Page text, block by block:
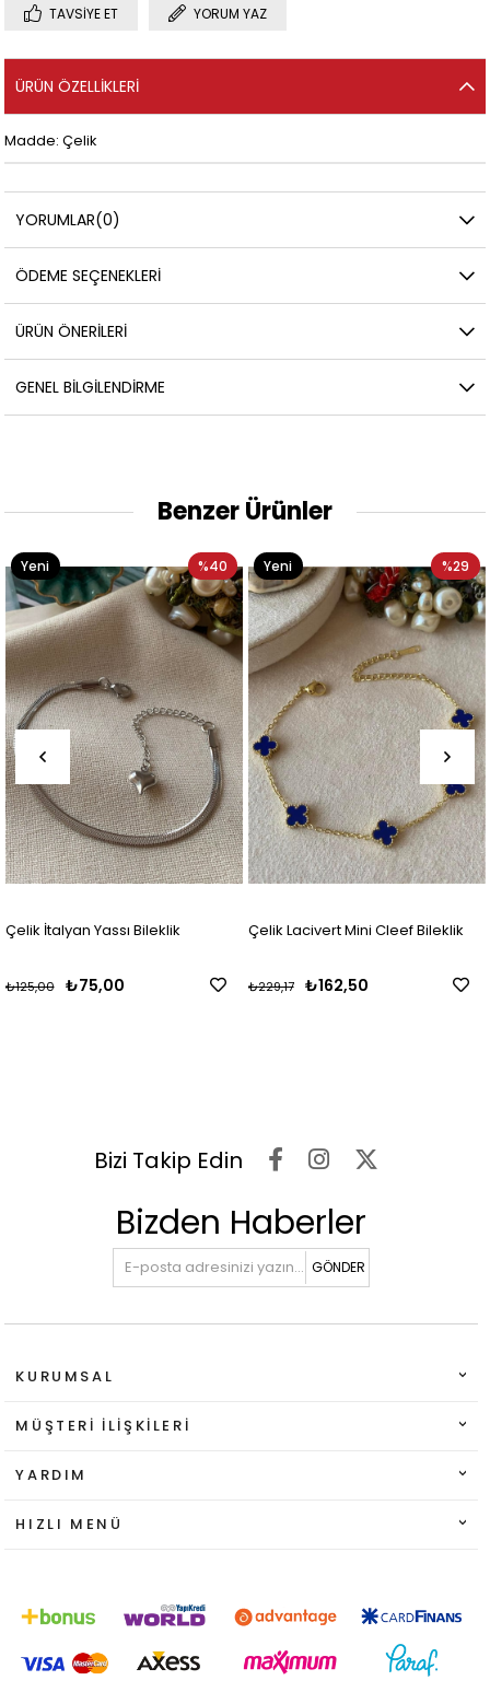
TAVSIYE ET YORUM YAZ
ÜRÜN ÖZELLIKLERI
Madde: Çelik
YORUMLAR(0)
ÖDEME SEÇENEKLERI
ÜRÜN ÖNERILERI
GENEL BILGILENDIRME
Benzer Ürünler
Çelik İtalyan Yassı Bileklik
₺75,00
₺125,00
%40
Yeni
Ürün
Çelik Lacivert Mini Cleef Bileklik
₺162,50
₺229,17
%29
Yeni
Ürün
Bizi Takip Edin
Bizden Haberler
GÖNDER
KURUMSAL
MÜŞTERI İLIŞKILERI
YARDIM
HIZLI MENÜ